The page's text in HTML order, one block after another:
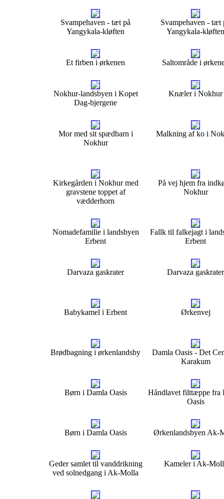
Svampehaven - tæt på
Yangykala-kløften
Svampehaven - tæt
Yangykala-kløften
Et firben i ørkenen Saltområde i
Nokhur-landsbyen i Kopet
Dag-bjergene
Knæler i Nokhur
Mor med sit spædbarn i
Nokhur
Malkning af ko i
Kirkegården i Nokhur med
gravstene toppet af
vædderhorn
På vej hjem fra
Nokhur
Nomadefamilie i landsbyen
Erbent
Fallk til falkejagt i
Erbent
Darvaza gaskrater Darvaza gaskrater
Babykamel i Erbent Ørkenvej
Brødbagning i ørkenlandsby
Damla Oasis - Det
Karakum
Børn i Damla Oasis
Håndlavet filttæppe fra
Oasis
Børn i Damla Oasis Ørkenlandsbyen Ak-
Geder samlet til vanddrikning
ved solnedgang i Ak-Molla
Kameler i Ak-